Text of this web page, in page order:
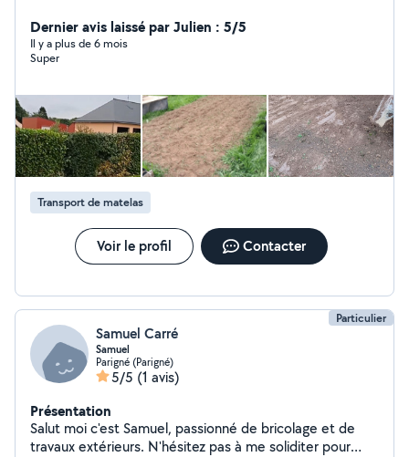
de déchets Petit terrassement, préparation et coulage
dalle béton, etc Montage de meubles Conduite de
petits engins de chantier (mini pelle jusqu'à 2.5T)
Dernier avis laissé par Julien : 5/5
Il y a plus de 6 mois
Super
Transport de matelas
Voir le profil Contacter
Particulier
Samuel Carré
Samuel
Parigné (Parigné)
5/5 (1 avis)
Présentation
Salut moi c'est Samuel, passionné de bricolage et de
travaux extérieurs. N'hésitez pas à me soliditer pour